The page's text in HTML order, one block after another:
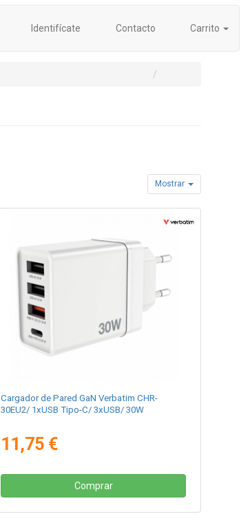
Identifícate Contacto Carrito
Mostrar
Cargador de Pared GaN Verbatim CHR-
30EU2/ 1xUSB Tipo-C/ 3xUSB/ 30W
11,75 €
Comprar